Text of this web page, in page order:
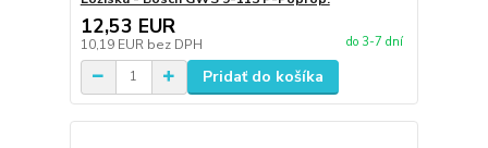
12,53 EUR
10,19 EUR bez DPH do 3-7 dní
Pridať do košíka